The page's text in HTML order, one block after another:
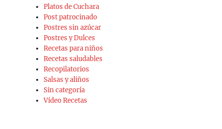
Platos de Cuchara
Post patrocinado
Postres sin azúcar
Postres y Dulces
Recetas para niños
Recetas saludables
Recopilatorios
Salsas y aliños
Sin categoría
Vídeo Recetas